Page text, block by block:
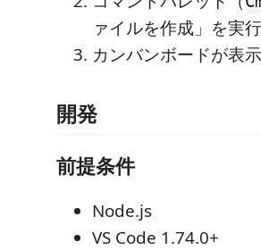
ァイルを作成」を実行
カンバンボードが表
開発
前提条件
Node.js
VS Code 1.74.0+